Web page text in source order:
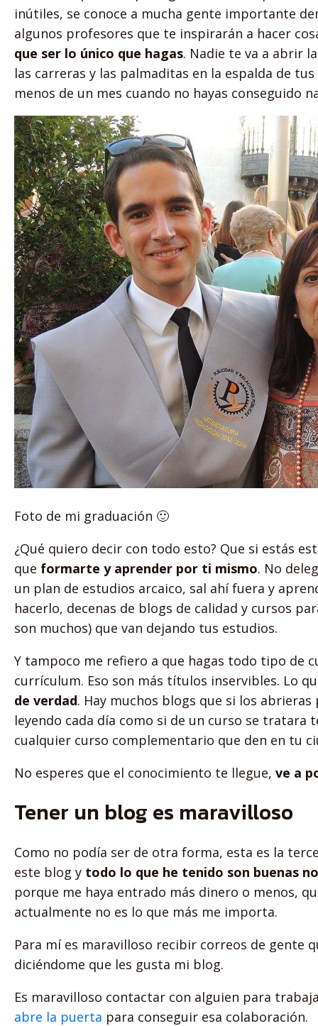
inútiles, se conoce a mucha gente importante
algunos profesores que te inspirarán a hacer
que ser lo único que hagas. Nadie te va a abrir
las carreras y las palmaditas en la espalda de
menos de un mes cuando no hayas conseguido
Foto de mi graduación 🙂
¿Qué quiero decir con todo esto? Que si estás
que formarte y aprender por ti mismo. No
un plan de estudios arcaico, sal ahí fuera y
hacerlo, decenas de blogs de calidad y cursos
son muchos) que van dejando tus estudios.
Y tampoco me refiero a que hagas todo tipo de
currículum. Eso son más títulos inservibles. Lo
de verdad. Hay muchos blogs que si los
leyendo cada día como si de un curso se tratara
cualquier curso complementario que den en tu
No esperes que el conocimiento te llegue, ve a
Tener un blog es maravilloso
Como no podía ser de otra forma, esta es la
este blog y todo lo que he tenido son buenas
porque me haya entrado más dinero o menos,
actualmente no es lo que más me importa.
Para mí es maravilloso recibir correos de gente
diciéndome que les gusta mi blog.
Es maravilloso contactar con alguien para
abre la puerta para conseguir esa colaboración.